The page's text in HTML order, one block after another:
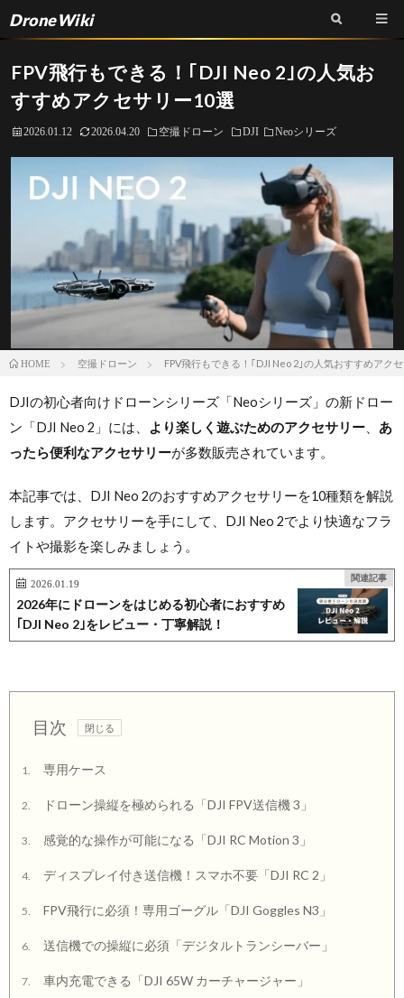
DroneWiki
FPV飛行もできる！｢DJI Neo 2｣の人気お
すすめアクセサリー10選
2026.01.12 2026.04.20 空撮ドローン DJI Neoシリーズ
HOME 空撮ドローン FPV飛行もできる！｢DJI Neo 2｣の人気おすすめアク
DJIの初心者向けドローンシリーズ「Neoシリーズ」の新ドロー
ン「DJI Neo 2」には、
より楽しく遊ぶためのアクセサリー
あ
ったら便利なアクセサリーが多数販売されています。
本記事では、DJI Neo 2のおすすめアクセサリーを10種類を解説
します。アクセサリーを手にして、DJI Neo 2でより快適なフラ
イトや撮影を楽しみましょう。
関連記事
2026.01.19
2026年にドローンをはじめる初心者におすすめ
｢DJI Neo 2｣をレビュー・丁寧解説！
目次
1. 専用ケース
2. ドローン操縦を極められる「DJI FPV送信機 3」
3. 感覚的な操作が可能になる「DJI RC Motion 3」
4. ディスプレイ付き送信機！スマホ不要「DJI RC 2」
5. FPV飛行に必須！専用ゴーグル「DJI Goggles N3」
6. 送信機での操縦に必須「デジタルトランシーバー」
7. 車内充電できる「DJI 65W カーチャージャー」